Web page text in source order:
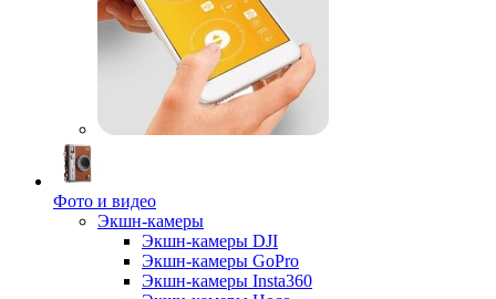
Фото и видео
Экшн-камеры
Экшн-камеры DJI
Экшн-камеры GoPro
Экшн-камеры Insta360